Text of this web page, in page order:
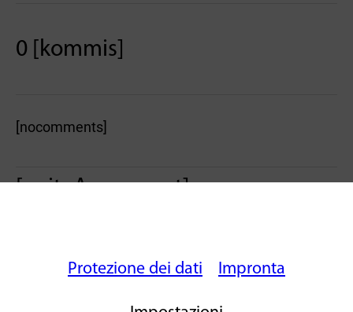
0 [kommis]
[nocomments]
[writeAcomment]
Protezione dei dati Impronta